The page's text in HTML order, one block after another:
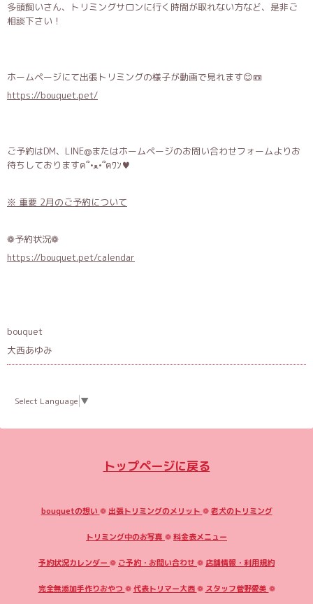
多頭飼いさん、トリミングサロンに行く時間が取れない方など、是非ご
相談下さい！
ホームページにて出張トリミングの様子が動画で見れます😊📼
https://bouquet.pet/
ご予約はDM、LINE@またはホームページのお問い合わせフォームよりお
待ちしておりますฅ՞•ﻌ•՞ฅﾜﾝ♥
※ 重要 2月のご予約について
❁予約状況❁
https://bouquet.pet/calendar
bouquet
大西あゆみ
Select Language ▼
トップページに戻る
bouquetの想い ❁ 出張トリミングのメリット ❁老犬のトリミング
トリミング中のお写真 ❁料金表メニュー
予約状況カレンダー ❁ ご予約・お問い合わせ ❁ 店舗情報・利用規約
完全無添加手作りおやつ ❁代表トリマー大西❁ スタッフ菅野愛美 ❁